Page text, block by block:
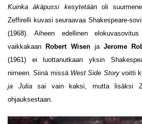
Kuinka äkäpussi kesytetään oli
Zeffirelli kuvasi seuraavaa Shakespeare-
(1968). Aiheen edellinen
vaikkakaanRobert Wisen ja Jerome
(1961) ei luottanutkaan yksin
nimeen. Siinä missä West Side Story voitti
ja Juliasai vain kaksi, mutta lisäksi
ohjauksestaan.